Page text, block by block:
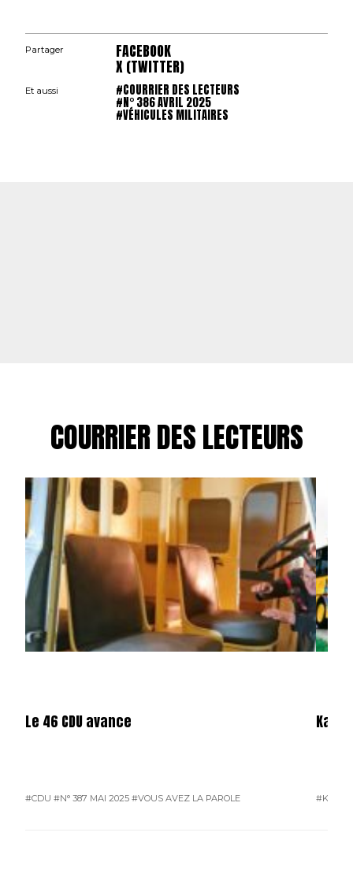
Partager FACEBOOK
X (TWITTER)
Et aussi #COURRIER DES LECTEURS
#N° 386 AVRIL 2025
#VÉHICULES MILITAIRES
COURRIER DES LECTEURS
Le 46 CDU avance
#CDU #N° 387 MAI 2025 #VOUS AVEZ LA PAROLE